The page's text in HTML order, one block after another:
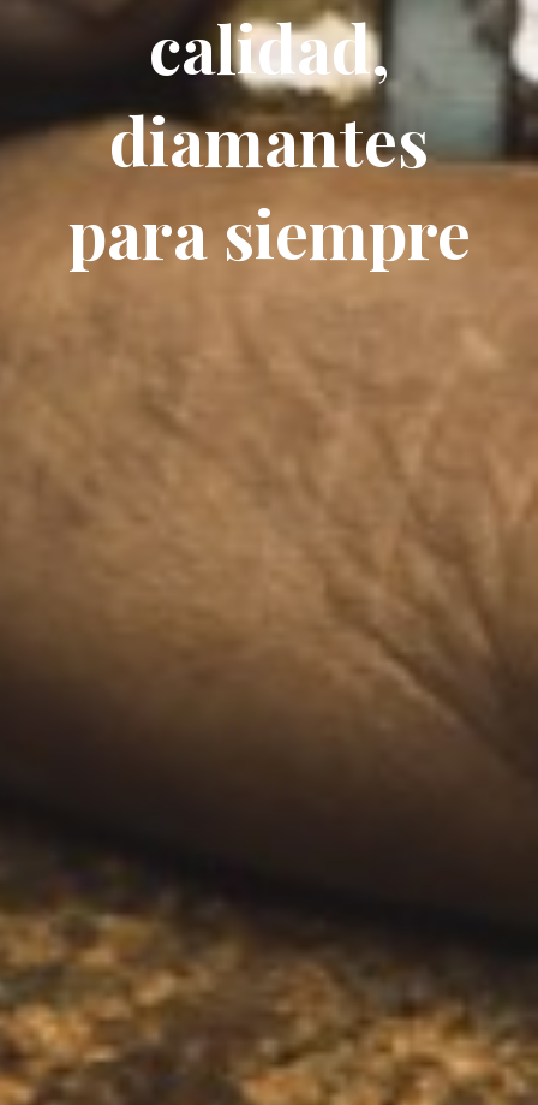
calidad,
diamantes
para siempre